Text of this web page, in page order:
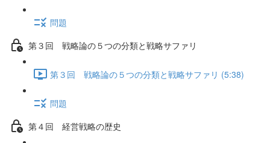
問題
第３回 戦略論の５つの分類と戦略サファリ
第３回 戦略論の５つの分類と戦略サファリ (5:38)
問題
第４回 経営戦略の歴史